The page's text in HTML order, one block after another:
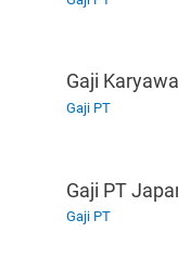
Gaji
Gaji PT
Gaji PT
Gaji PT